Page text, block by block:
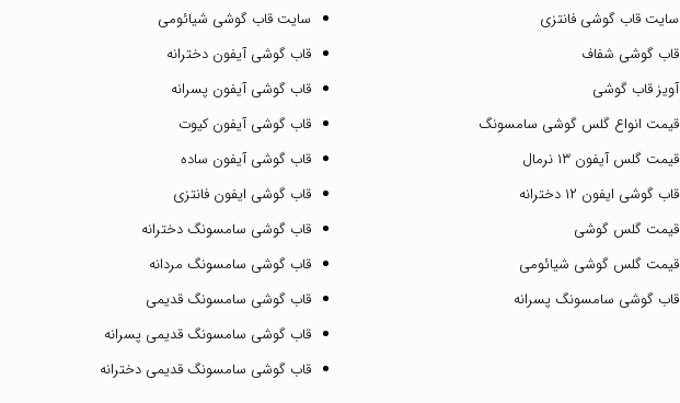
سایت قاب گوشی فانتزی
قاب گوشی شفاف
آویز قاب گوشی
قیمت انواع گلس گوشی سامسونگ
قیمت گلس آیفون ۱۳ نرمال
قاب گوشی ایفون ۱۲ دخترانه
قیمت گلس گوشی
قیمت گلس گوشی شیائومی
قاب گوشی سامسونگ پسرانه
سایت قاب گوشی شیائومی
قاب گوشی آیفون دخترانه
قاب گوشی آیفون پسرانه
قاب گوشی آیفون کیوت
قاب گوشی آیفون ساده
قاب گوشی ایفون فانتزی
قاب گوشی سامسونگ دخترانه
قاب گوشی سامسونگ مردانه
قاب گوشی سامسونگ قدیمی
قاب گوشی سامسونگ قدیمی پسرانه
قاب گوشی سامسونگ قدیمی دخترانه